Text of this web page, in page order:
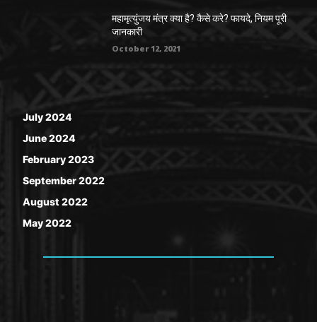
महामृत्युंजय मंत्र क्या है? कैसे करे? फायदे, नियम पूरी
जानकारी
October 12, 2021
July 2024
June 2024
February 2023
September 2022
August 2022
May 2022